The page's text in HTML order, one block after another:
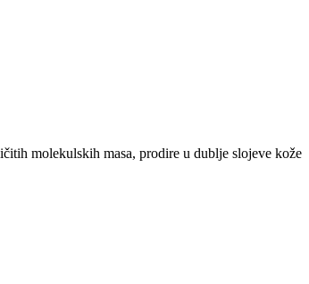
molekulskih masa, prodire u dublje slojeve kože